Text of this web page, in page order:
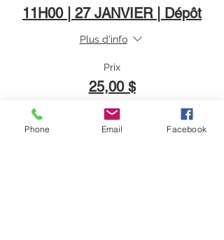
11H00 | 27 JANVIER | Dépôt
Plus d'info
Prix
25,00 $
Phone Email Facebook